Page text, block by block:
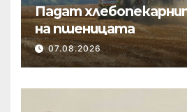
Падат
на пшеницата
07.08.2026